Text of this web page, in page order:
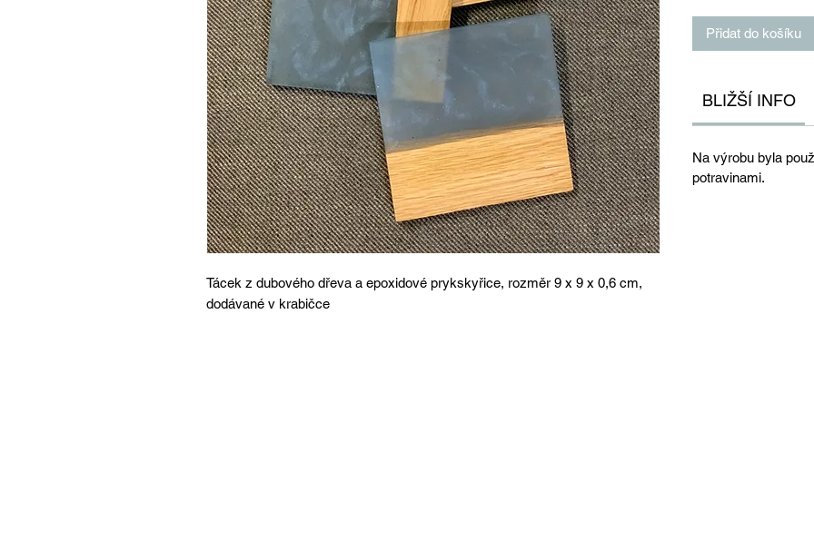
Tácek z dubového dřeva a epoxidové prykskyřice, rozměr 9 x 9 x 0,6 cm,
dodávané v krabičce
Přidat do košíku
BLIŽŠÍ INFO
Na výrobu byla
potravinami.